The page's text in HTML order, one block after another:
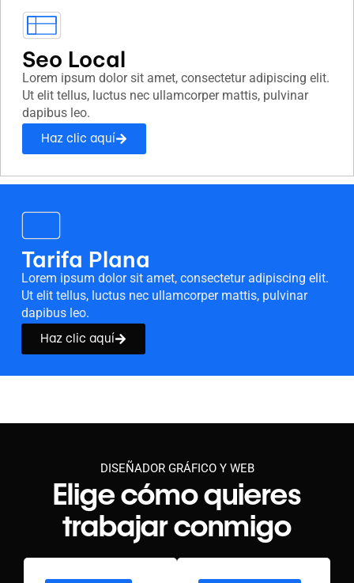
Seo Local
Lorem ipsum dolor sit amet, consectetur adipiscing elit.
Ut elit tellus, luctus nec ullamcorper mattis, pulvinar
dapibus leo.
Haz clic aquí
Tarifa Plana
Lorem ipsum dolor sit amet, consectetur adipiscing elit.
Ut elit tellus, luctus nec ullamcorper mattis, pulvinar
dapibus leo.
Haz clic aquí
DISEÑADOR GRÁFICO Y WEB
Elige cómo quieres
trabajar conmigo